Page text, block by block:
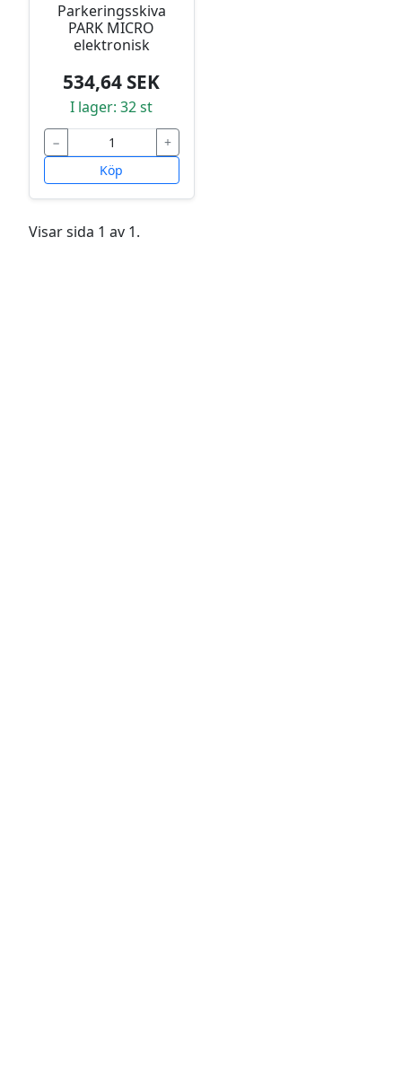
Parkeringsskiva
PARK MICRO
elektronisk
534,64 SEK
I lager: 32 st
−
+
Köp
Visar sida 1 av 1.